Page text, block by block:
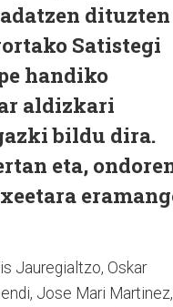
dituzten
Satistegi
handiko
aldizkari
bildu dira.
eta,
Jauregialtzo, Oskar
Jose Mari Martinez,